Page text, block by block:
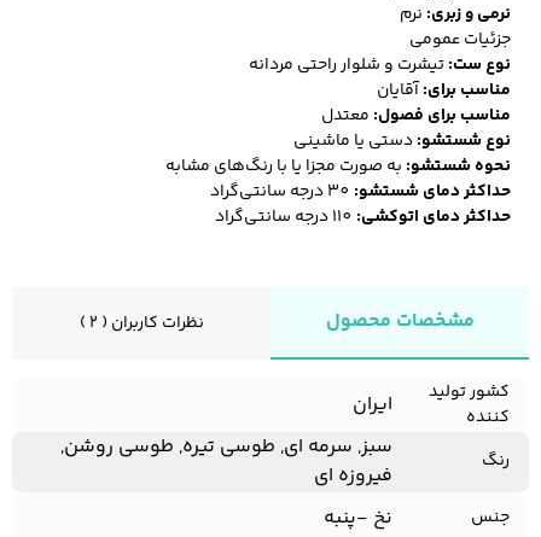
نرمی و زبری: نرم
جزئیات عمومی
نوع ست:تیشرت و شلوار راحتی مردانه
مناسب برای:آقایان
مناسب برای فصول: معتدل
نوع شستشو:دستی یا ماشینی
نحوه شستشو: به صورت مجزا یا با رنگ‌های مشابه
حداکثر دمای شستشو:
حداکثر دمای اتوکشی:
مشخصات محصول نظرات کاربران ( 2 )
کشور تولید
کننده
ایران
رنگ
سبز, سرمه ای, طوسی تیره, طوسی روشن,
فیروزه ای
جنس نخ -پنبه